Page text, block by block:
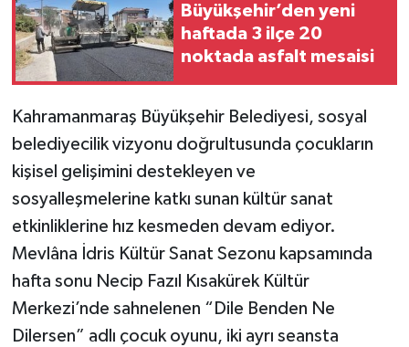
Büyükşehir’den yeni
haftada 3 ilçe 20
noktada asfalt mesaisi
Kahramanmaraş Büyükşehir Belediyesi, sosyal
belediyecilik vizyonu doğrultusunda çocukların
kişisel gelişimini destekleyen ve
sosyalleşmelerine katkı sunan kültür sanat
etkinliklerine hız kesmeden devam ediyor.
Mevlâna İdris Kültür Sanat Sezonu kapsamında
hafta sonu Necip Fazıl Kısakürek Kültür
Merkezi’nde sahnelenen “Dile Benden Ne
Dilersen” adlı çocuk oyunu, iki ayrı seansta